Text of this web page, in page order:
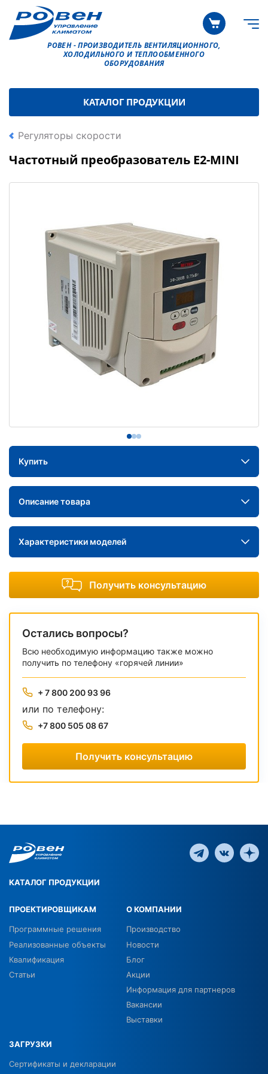
РОВЕН - ПРОИЗВОДИТЕЛЬ ВЕНТИЛЯЦИОННОГО,
ХОЛОДИЛЬНОГО И ТЕПЛООБМЕННОГО
ОБОРУДОВАНИЯ
КАТАЛОГ ПРОДУКЦИИ
Регуляторы скорости
Частотный преобразователь E2-MINI
Купить
Описание товара
Характеристики моделей
Получить консультацию
Остались вопросы?
Всю необходимую информацию также можно
получить по телефону «горячей линии»
+ 7 800 200 93 96
или по телефону:
+7 800 505 08 67
Получить консультацию
КАТАЛОГ ПРОДУКЦИИ
ПРОЕКТИРОВЩИКАМ
Программные решения
Реализованные объекты
Квалификация
Статьи
О КОМПАНИИ
Производство
Новости
Блог
Акции
Информация для партнеров
Вакансии
Выставки
ЗАГРУЗКИ
Сертификаты и декларации